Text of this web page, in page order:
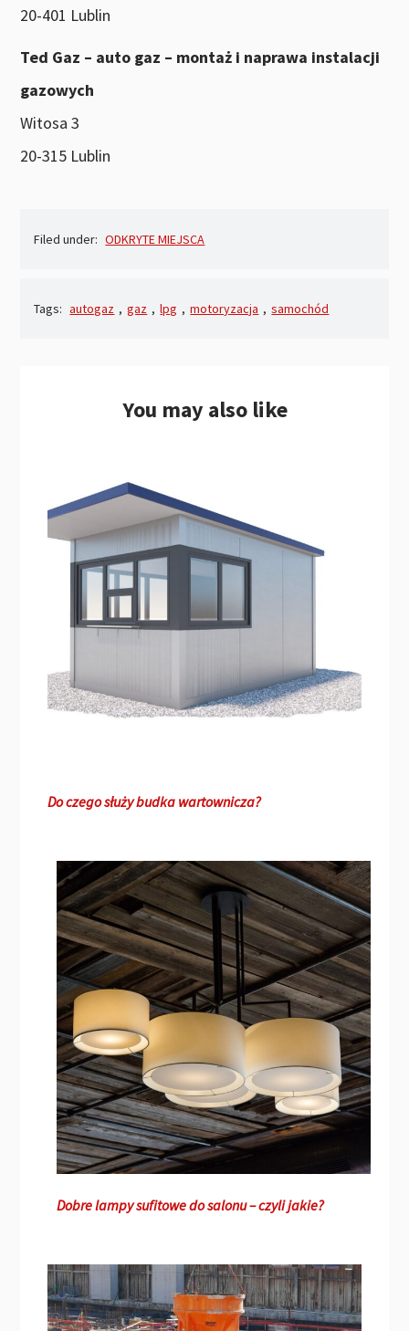
20-401 Lublin
Ted Gaz – auto gaz – montaż i naprawa instalacji
gazowych
Witosa 3
20-315 Lublin
Filed under: ODKRYTE MIEJSCA
Tags: autogaz , gaz , lpg , motoryzacja , samochód
You may also like
Do czego służy budka wartownicza?
Dobre lampy sufitowe do salonu – czyli jakie?